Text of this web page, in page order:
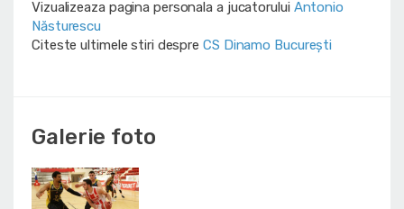
Vizualizeaza pagina personala a jucatorului Antonio
Năsturescu
Citeste ultimele stiri despre CS Dinamo Bucureşti
Galerie foto